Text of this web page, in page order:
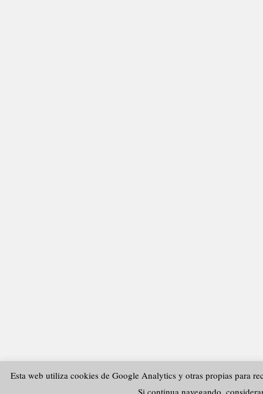
Esta web utiliza cookies de Google Analytics y otras propias para
Si continua navegando,